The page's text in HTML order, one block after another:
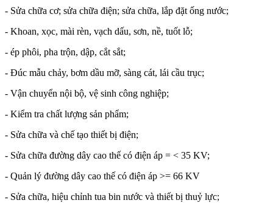
- Sửa chữa cơ; sửa chữa điện; sửa chữa, lắp đặt ống nước;
- Khoan, xọc, mài rèn, vạch dấu, sơn, nề, tuốt lỗ;
- ép phôi, pha trộn, dập, cắt sắt;
- Đúc mẫu chảy, bơm dầu mỡ, sàng cát, lái cầu trục;
- Vận chuyển nội bộ, vệ sinh công nghiệp;
- Kiểm tra chất lượng sản phẩm;
- Sửa chữa và chế tạo thiết bị điện;
- Sửa chữa đường dây cao thế có điện áp = < 35 KV;
- Quản lý đường dây cao thế có điện áp >= 66 KV
- Sửa chữa, hiệu chỉnh tua bin nước và thiết bị thuỷ lực;